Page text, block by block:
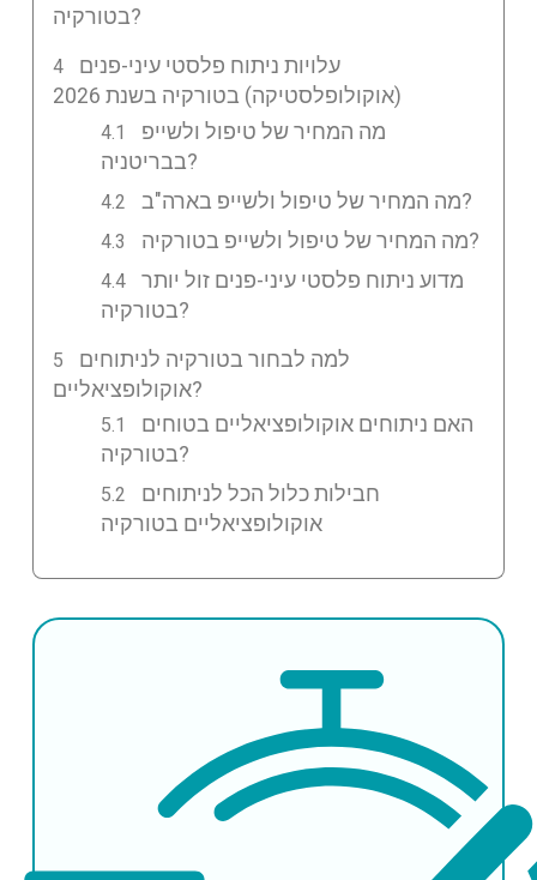
בטורקיה?
עלויות ניתוח פלסטי עיני-פנים
(אוקולופלסטיקה) בטורקיה בשנת 2026
מה המחיר של טיפול ולשייפ
בבריטניה?
מה המחיר של טיפול ולשייפ בארה"ב?
מה המחיר של טיפול ולשייפ בטורקיה?
מדוע ניתוח פלסטי עיני-פנים זול יותר
בטורקיה?
למה לבחור בטורקיה לניתוחים
אוקולופציאליים?
האם ניתוחים אוקולופציאליים בטוחים
בטורקיה?
חבילות כלול הכל לניתוחים
אוקולופציאליים בטורקיה